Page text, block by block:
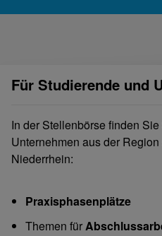
Für Studierende und
In der Stellenbörse finden
Unternehmen aus der
Niederrhein:
Praxisphasenplätze
Themen für